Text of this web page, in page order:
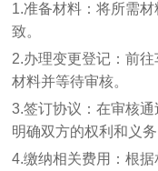
1.准备材料：将所需
致。
2.办理变更登记：前
材料并等待审核。
3.签订协议：在审核
明确双方的权利和义务
4.缴纳相关费用：根